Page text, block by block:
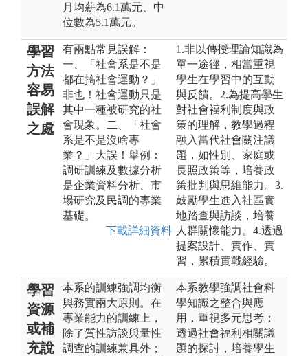
月均薪為6.1萬元、中
位數為5.1萬元。
學習
方法
容易
誤解
之處
有兩點常見誤解：
一、「社會系是不是
都在搞社會運動？」
非也！社會運動只是
其中一種被研究的社
會現象。二、「社會
系是不是沒啥專
業？」大誤！舉例：
調研訓練及數據分析
是企業資料分析、市
場研究及民調的專業
基礎。
下載詳細資料
1.非以傳授理論知識為
單一途徑，相當重視
學生在學習中的互動
與反饋。2.為提高學生
對社會福利制度與政
策的理解，教學過程
融入當代社會關注議
題，如性別、家庭或
長照政策等，培養政
策批判與思維能力。3.
鼓勵學生進入社區實
地踏查與訪談，培養
人群關懷能力。4.透過
提案設計、實作、實
習，累積實戰經驗。
學習
資源
或補
充說
本系的訓練強調均衡
與務實兩大原則。在
專業能力的訓練上，
除了質性訪談與量性
調查的訓練兼具外；
本系教學強調社會科
學知識之整合與應
用，重視多元思考；
透過社會福利相關議
題的探討，培養學生